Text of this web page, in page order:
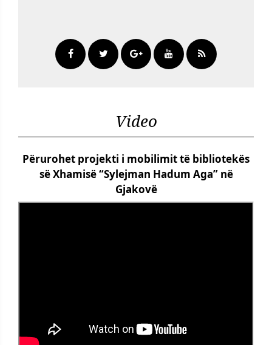
Video
Përurohet projekti i mobilimit të bibliotekës
së Xhamisë “Sylejman Hadum Aga” në
Gjakovë